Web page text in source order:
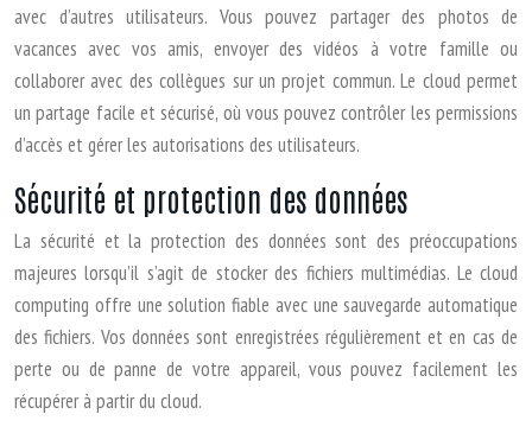
avec d’autres utilisateurs. Vous pouvez partager des photos de
vacances avec vos amis, envoyer des vidéos à votre famille ou
collaborer avec des collègues sur un projet commun. Le cloud permet
un partage facile et sécurisé, où vous pouvez contrôler les permissions
d’accès et gérer les autorisations des utilisateurs.
Sécurité et protection des données
La sécurité et la protection des données sont des préoccupations
majeures lorsqu’il s’agit de stocker des fichiers multimédias. Le cloud
computing offre une solution fiable avec une sauvegarde automatique
des fichiers. Vos données sont enregistrées régulièrement et en cas de
perte ou de panne de votre appareil, vous pouvez facilement les
récupérer à partir du cloud.